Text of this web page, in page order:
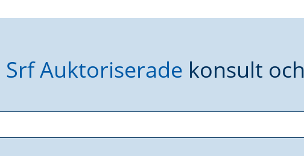
Srf Auktoriserade konsult